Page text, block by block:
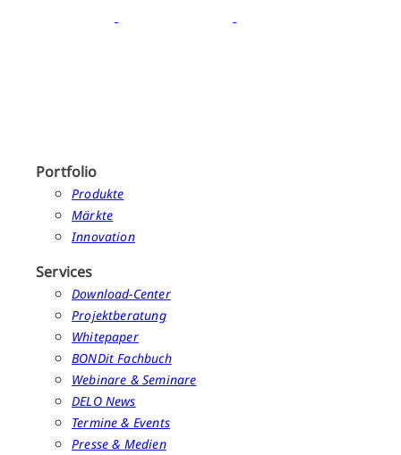
Portfolio
Produkte
Märkte
Innovation
Services
Download-Center
Projektberatung
Whitepaper
BONDit Fachbuch
Webinare & Seminare
DELO News
Termine & Events
Presse & Medien